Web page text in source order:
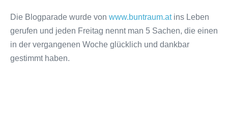
Die Blogparade wurde von www.buntraum.atins Leben
gerufen und jeden Freitag nennt man 5 Sachen, die einen
in der vergangenen Woche glücklich und dankbar
gestimmt haben.